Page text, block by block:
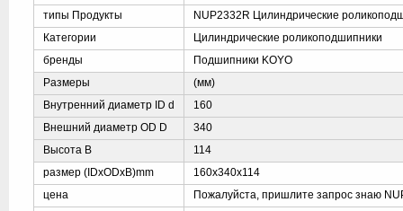
типы Продукты
NUP2332R Цилиндрические
Категории
Цилиндрические роликоподшипники
бренды
Подшипники KOYO
Размеры
(мм)
Внутренний диаметр ID d
160
Внешний диаметр OD D
340
Высота B
114
размер (IDxODxB)mm
160x340x114
цена
Пожалуйста, пришлите запрос знаю